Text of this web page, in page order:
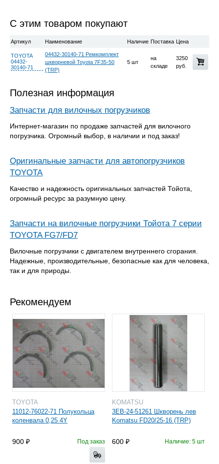
С этим товаром покупают
Артикул Наименование Наличие Поставка Цена
TOYOTA
04432-
30140-71
04432-30140-71 Ремкомплект
шкворневой Toyota 7F35-50
(TRP)
5 шт
на
складе
3250
руб.
Полезная информация
Запчасти для вилочных погрузчиков
Интернет-магазин по продаже запчастей для вилочного
погрузчика. Огромный выбор, в наличии и под заказ!
Оригинальные запчасти для автопогрузчиков
TOYOTA
Качество и надежность оригинальных запчастей Тойота,
огромный ресурс за разумную цену.
Запчасти на вилочные погрузчики Тойота 7 серии
TOYOTA FG7/FD7
Вилочные погрузчики с двигателем внутреннего сгорания.
Надежные, производительные, безопасные как для человека,
так и для природы.
Рекомендуем
TOYOTA
11012-76022-71 Полукольца
коленвала 0,25 4Y
900 Под заказ
KOMATSU
3EB-24-51261 Шкворень лев
Komatsu FD20/25-16 (TRP)
600 Наличие: 5 шт